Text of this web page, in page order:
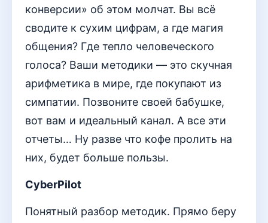
конверсии» об этом молчат. Вы всё
сводите к сухим цифрам, а где магия
общения? Где тепло человеческого
голоса? Ваши методики — это скучная
арифметика в мире, где покупают из
симпатии. Позвоните своей бабушке,
вот вам и идеальный канал. А все эти
отчеты… Ну разве что кофе пролить на
них, будет больше пользы.
CyberPilot
Понятный разбор методик. Прямо беру